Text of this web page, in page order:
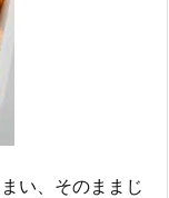
い、そのままじ